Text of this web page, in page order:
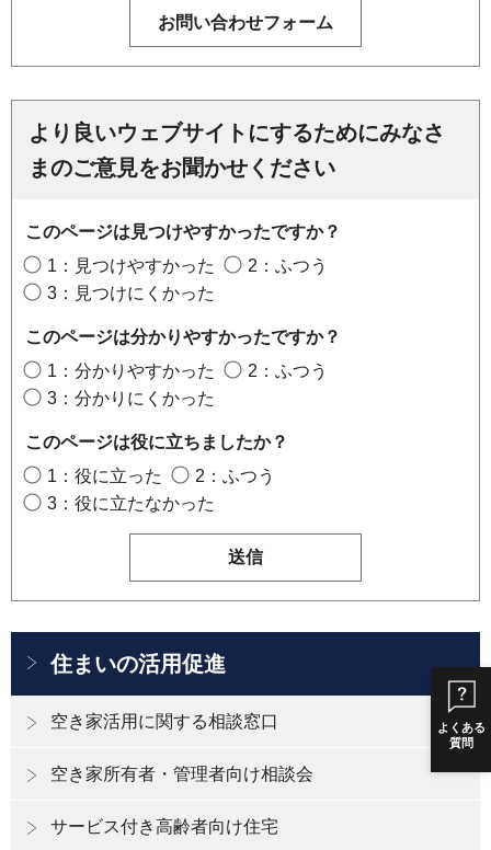
よくある
質問
より良いウェブサイトにするためにみなさ
まのご意見をお聞かせください
このページは見つけやすかったですか？
1：見つけやすかった
2：ふつう
3：見つけにくかった
このページは分かりやすかったですか？
1：分かりやすかった
2：ふつう
3：分かりにくかった
このページは役に立ちましたか？
1：役に立った
2：ふつう
3：役に立たなかった
住まいの活用促進
空き家活用に関する相談窓口
空き家所有者・管理者向け相談会
サービス付き高齢者向け住宅